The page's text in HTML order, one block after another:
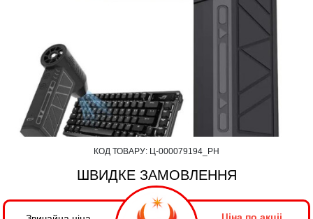
КОД ТОВАРУ: Ц-000079194_PH
ШВИДКЕ ЗАМОВЛЕННЯ